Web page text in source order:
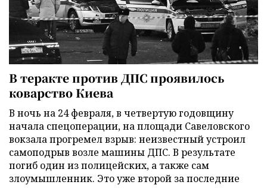
В теракте против ДПС проявилось
коварство Киева
В ночь на 24 февраля, в четвертую годовщину
начала спецоперации, на площади Савеловского
вокзала прогремел взрыв: неизвестный устроил
самоподрыв возле машины ДПС. В результате
погиб один из полицейских, а также сам
злоумышленник. Это уже второй за последние